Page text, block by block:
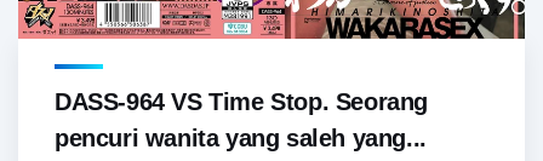
DASS-964 VS Time Stop. Seorang
pencuri wanita yang saleh yang...